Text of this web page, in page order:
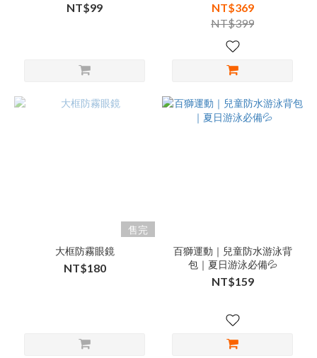
NT$99
NT$369
NT$399
售完
大框防霧眼鏡
NT$180
百獅運動｜兒童防水游泳背
包｜夏日游泳必備💦
NT$159